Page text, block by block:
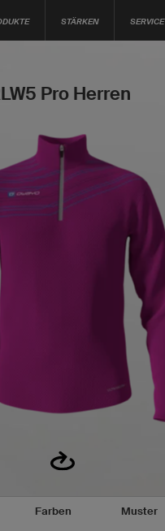
STÄRKEN SERVICE
Pro Herren
Farben Muster